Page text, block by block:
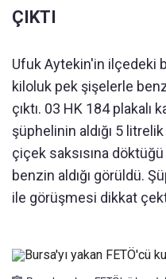
ÇIKTI
Ufuk Aytekin'in ilçedeki
kiloluk pek şişelerle
çıktı. 03 HK 184
şüphelinin aldığı 5
çiçek saksısına
benzin aldığı görüldü.
ile görüşmesi dikkat